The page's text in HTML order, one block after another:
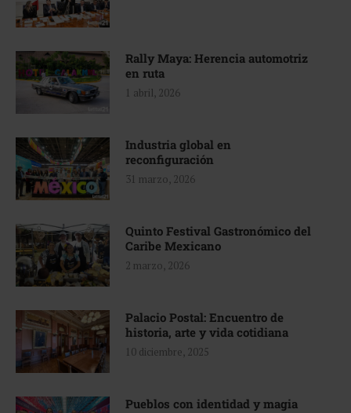
Rally Maya: Herencia automotriz
en ruta
1 abril, 2026
Industria global en
reconfiguración
31 marzo, 2026
Quinto Festival Gastronómico del
Caribe Mexicano
2 marzo, 2026
Palacio Postal: Encuentro de
historia, arte y vida cotidiana
10 diciembre, 2025
Pueblos con identidad y magia